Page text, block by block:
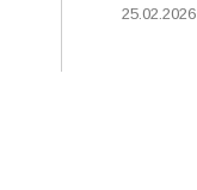
25.02.2026